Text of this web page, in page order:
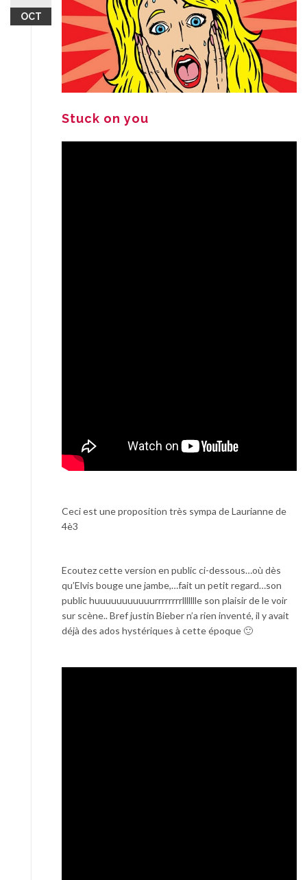
OCT
Stuck on you
Ceci est une proposition très sympa de Laurianne de
4è3
Ecoutez cette version en public ci-dessous…où dès
qu’Elvis bouge une jambe,…fait un petit regard…son
public huuuuuuuuuuurrrrrrrrllllllle son plaisir de le voir
sur scène.. Bref justin Bieber n’a rien inventé, il y avait
déjà des ados hystériques à cette époque 🙂